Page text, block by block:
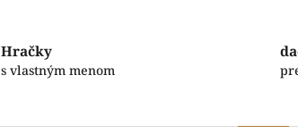
Hračky
s vlastným menom